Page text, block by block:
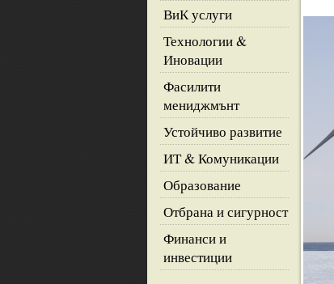
ВиК услуги
Технологии &
Иновации
Фасилити
мениджмънт
Устойчиво развитие
ИТ & Комуникации
Образование
Отбрана и сигурност
Финанси и
инвестиции